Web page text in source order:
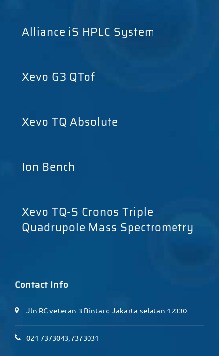
Alliance iS HPLC System
Xevo G3 QTof
Xevo TQ Absolute
Ion Bench
Xevo TQ-S Cronos Triple
Quadrupole Mass Spectrometry
Contact Info
Jln RC veteran 3 Bintaro Jakarta selatan 12330
021 7373043,7373031